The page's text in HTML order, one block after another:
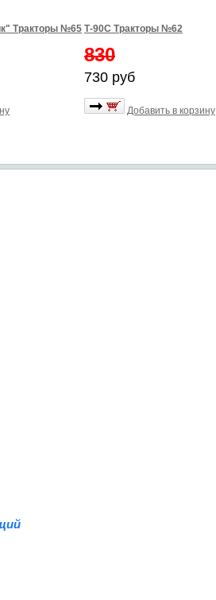
Тракторы №65 Т-90С Тракторы №62
830
730 руб
Добавить в корзину